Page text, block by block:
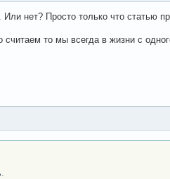
нет? Просто только что статью
считаем то мы всегда в жизни с